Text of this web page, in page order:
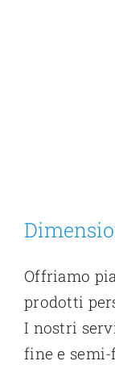
Offriamo
prodotti
I nostri
fine e